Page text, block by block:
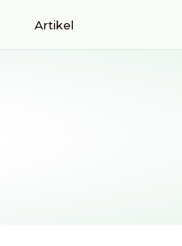
Artikel